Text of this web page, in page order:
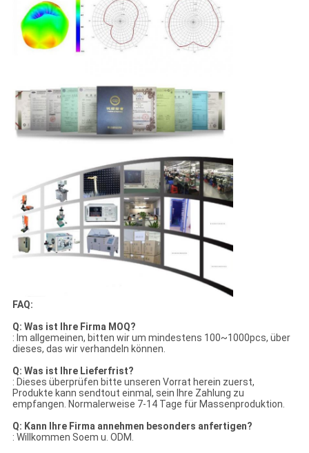
FAQ:
Q: Was ist Ihre Firma MOQ?
: Im allgemeinen, bitten wir um mindestens 100~1000pcs, über
dieses, das wir verhandeln können.
Q: Was ist Ihre Lieferfrist?
: Dieses überprüfen bitte unseren Vorrat herein zuerst,
Produkte kann sendtout einmal, sein Ihre Zahlung zu
empfangen. Normalerweise 7-14 Tage für Massenproduktion.
Q: Kann Ihre Firma annehmen besonders anfertigen?
: Willkommen Soem u. ODM.